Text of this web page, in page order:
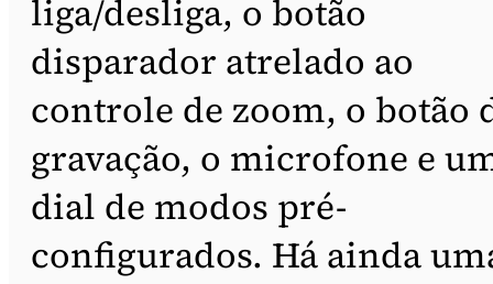
liga/desliga, o botão
disparador atrelado ao
controle de zoom, o botão
gravação, o microfone e
dial de modos pré-
configurados. Há ainda